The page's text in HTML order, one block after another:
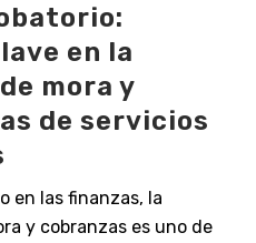
en la
mora y
de servicios
en las finanzas, la
y cobranzas es uno de